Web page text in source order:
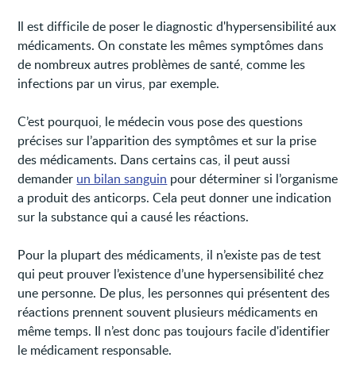
Il est difficile de poser le diagnostic d'hypersensibilité aux
médicaments. On constate les mêmes symptômes dans
de nombreux autres problèmes de santé, comme les
infections par un virus, par exemple.
C’est pourquoi, le médecin vous pose des questions
précises sur l’apparition des symptômes et sur la prise
des médicaments. Dans certains cas, il peut aussi
demander un bilan sanguin pour déterminer si l’organisme
a produit des anticorps. Cela peut donner une indication
sur la substance qui a causé les réactions.
Pour la plupart des médicaments, il n’existe pas de test
qui peut prouver l’existence d’une hypersensibilité chez
une personne. De plus, les personnes qui présentent des
réactions prennent souvent plusieurs médicaments en
même temps. Il n’est donc pas toujours facile d'identifier
le médicament responsable.